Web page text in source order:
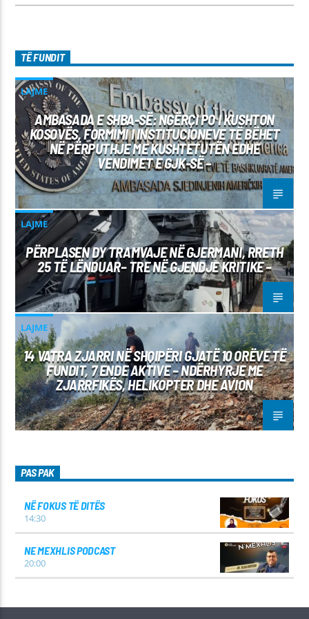
TË FUNDIT
LAJME
AMBASADA E SHBA-SË: NGËRÇI PO I KUSHTON
KOSOVËS, FORMIMI I INSTITUCIONEVE TË BËHET
NË PËRPUTHJE ME KUSHTETUTËN EDHE
VENDIMET E GJK-SË –
LAJME
PËRPLASEN DY TRAMVAJE NË GJERMANI, RRETH
25 TË LËNDUAR– TRE NË GJENDJE KRITIKE –
LAJME
14 VATRA ZJARRI NË SHQIPËRI GJATË 10 ORËVE TË
FUNDIT, 7 ENDE AKTIVE – NDËRHYRJE ME
ZJARRFIKËS, HELIKOPTER DHE AVION
PAS PAK
NË FOKUS TË DITËS
14:30
NE MEXHLIS PODCAST
20:00